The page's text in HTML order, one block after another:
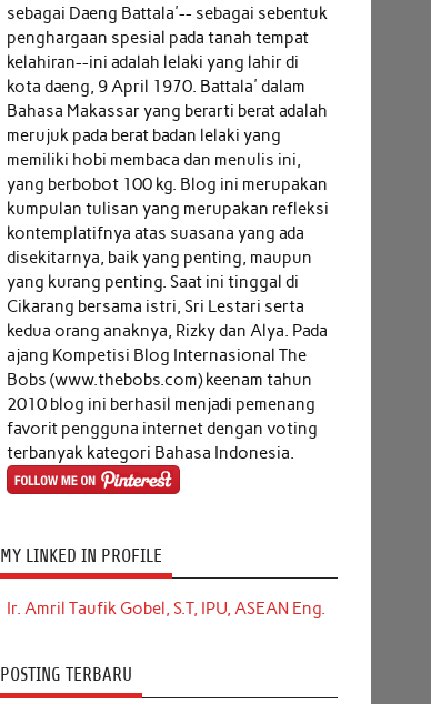
sebagai Daeng Battala'-- sebagai sebentuk
penghargaan spesial pada tanah tempat
kelahiran--ini adalah lelaki yang lahir di
kota daeng, 9 April 1970. Battala' dalam
Bahasa Makassar yang berarti berat adalah
merujuk pada berat badan lelaki yang
memiliki hobi membaca dan menulis ini,
yang berbobot 100 kg. Blog ini merupakan
kumpulan tulisan yang merupakan refleksi
kontemplatifnya atas suasana yang ada
disekitarnya, baik yang penting, maupun
yang kurang penting. Saat ini tinggal di
Cikarang bersama istri, Sri Lestari serta
kedua orang anaknya, Rizky dan Alya. Pada
ajang Kompetisi Blog Internasional The
Bobs (www.thebobs.com) keenam tahun
2010 blog ini berhasil menjadi pemenang
favorit pengguna internet dengan voting
terbanyak kategori Bahasa Indonesia.
MY LINKED IN PROFILE
Ir. Amril Taufik Gobel, S.T, IPU, ASEAN Eng.
POSTING TERBARU